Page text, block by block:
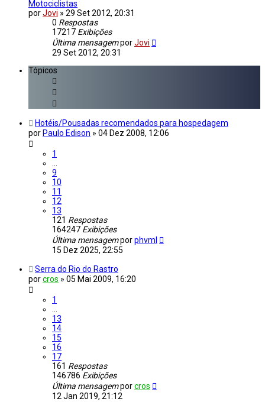
Motociclistas
porJovi » 29 Set 2012, 20:31
0 Respostas
17217 Exibições
Última mensagemporJovi
29 Set 2012, 20:31
Tópicos
Hotéis/Pousadas recomendados para hospedagem
por Paulo Edison » 04 Dez 2008, 12:06
1
…
9
10
11
12
13
121 Respostas
164247 Exibições
Última mensagemporphvml
15 Dez 2025, 22:55
Serra do Rio do Rastro
porcros » 05 Mai 2009, 16:20
1
…
13
14
15
16
17
161 Respostas
146786 Exibições
Última mensagemporcros
12 Jan 2019, 21:12